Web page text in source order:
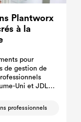
Plantworx
à la
pour
de gestion de
Uni et JDL
professionnels